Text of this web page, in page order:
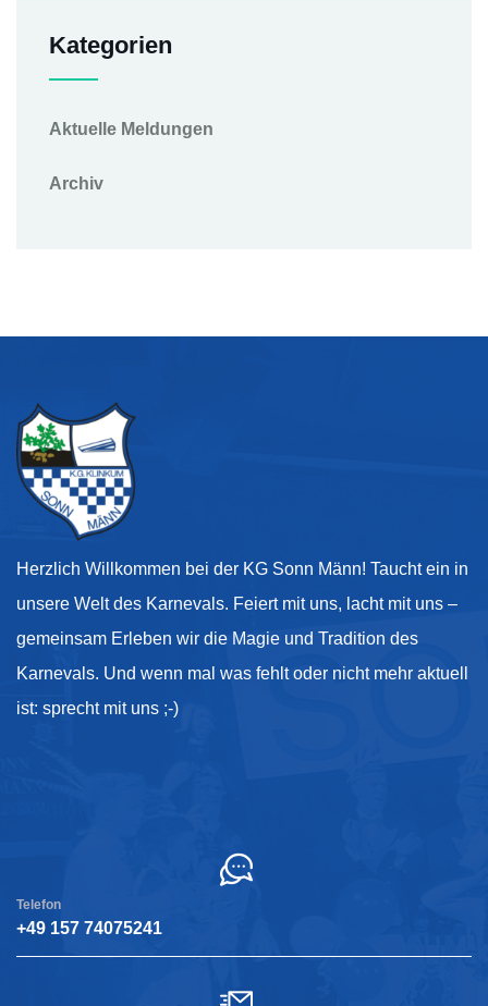
Kategorien
Aktuelle Meldungen
Archiv
Herzlich Willkommen bei der KG Sonn Männ! Taucht ein in
unsere Welt des Karnevals. Feiert mit uns, lacht mit uns –
gemeinsam Erleben wir die Magie und Tradition des
Karnevals. Und wenn mal was fehlt oder nicht mehr aktuell
ist: sprecht mit uns ;-)
Telefon
+49 157 74075241